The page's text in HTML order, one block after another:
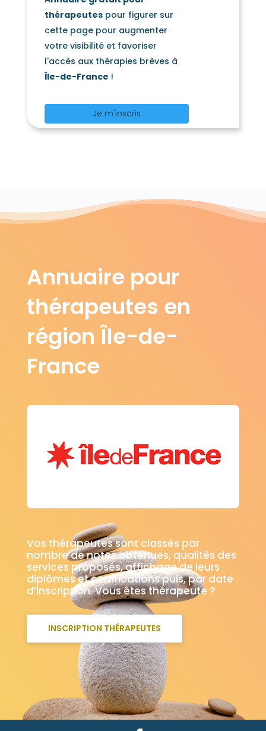
thérapeutespour figurer sur
cette page pour augmenter
votre visibilité et favoriser
l'accès aux thérapies brèves à
Île-de-France !
Je m'inscris
Annuaire pour
thérapeutes en
région Île-de-
France
Vos thérapeutes sont classés par
nombre de notes obtenues, qualités des
services proposés, affichage de leurs
diplômes et certifications puis, par date
d’inscription. Vous êtes thérapeute ?
INSCRIPTION THÉRAPEUTES